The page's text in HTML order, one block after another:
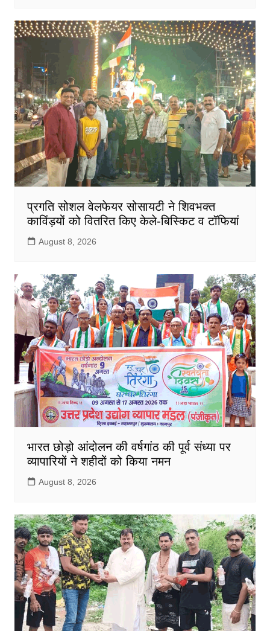
प्रगति सोशल वेलफेयर सोसायटी ने शिवभक्त
काविंड़यों को वितरित किए केले-बिस्किट व टॉफियां
August 8, 2026
भारत छोड़ो आंदोलन की वर्षगांठ की पूर्व संध्या पर
व्यापारियों ने शहीदों को किया नमन
August 8, 2026